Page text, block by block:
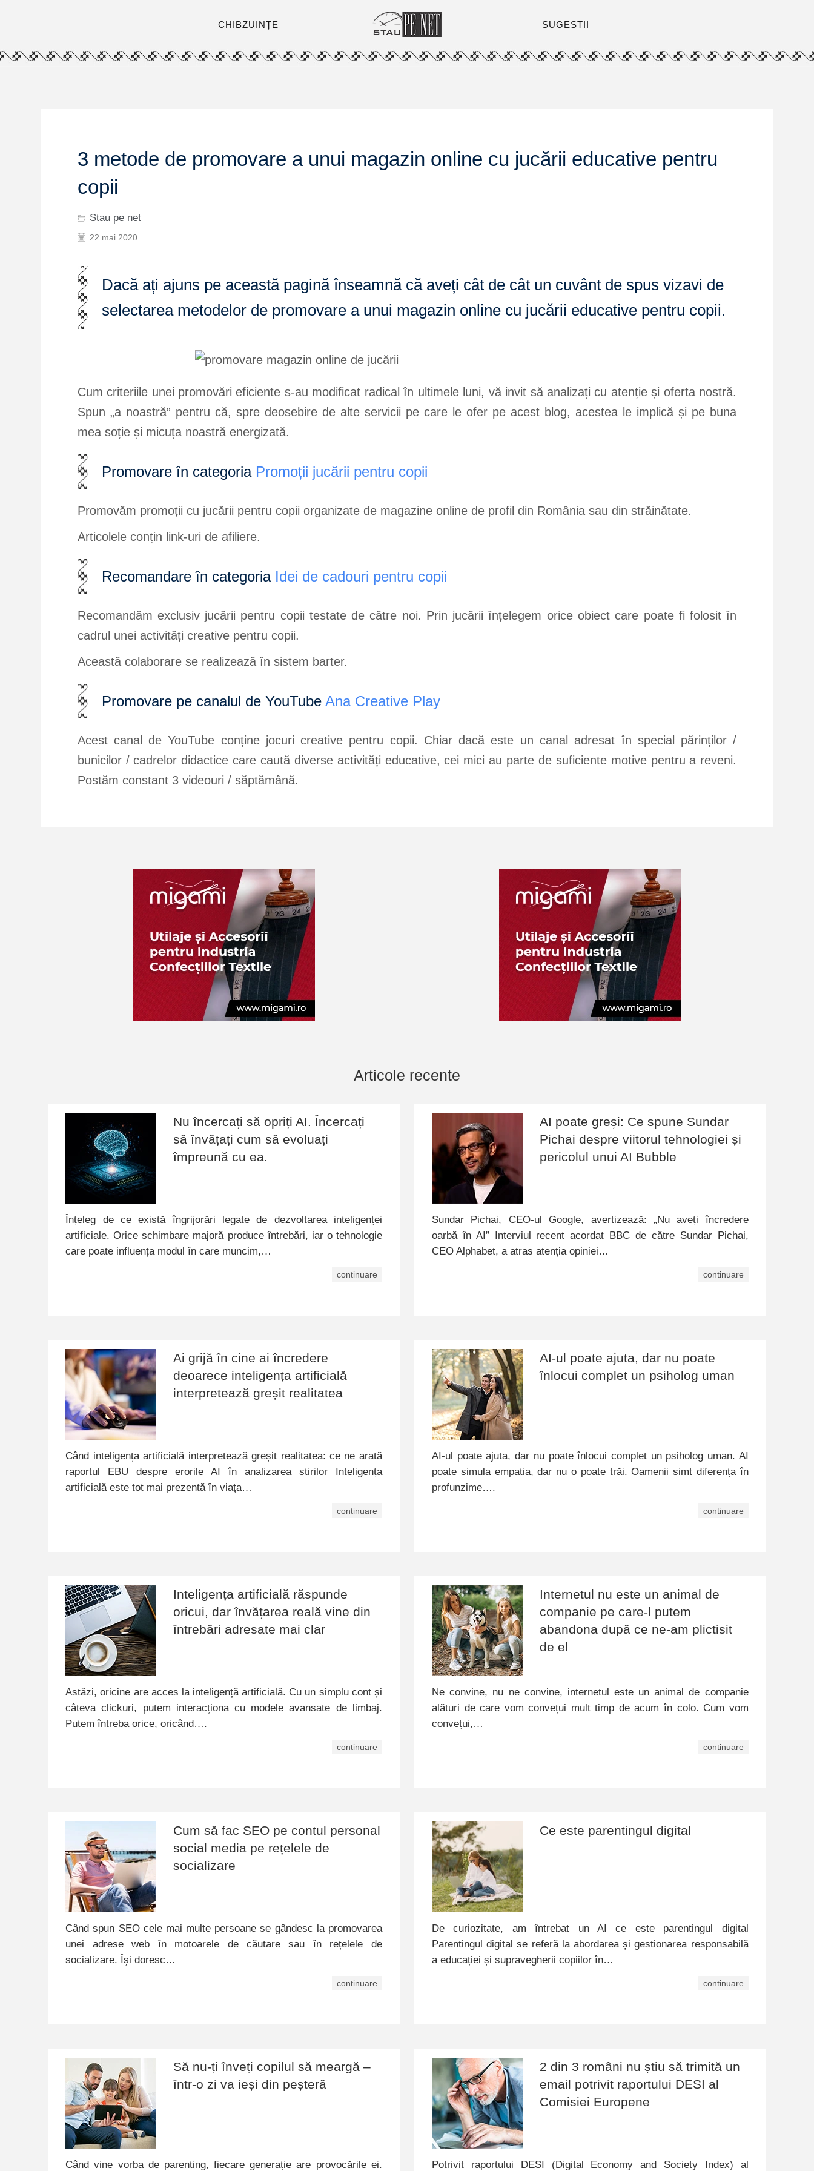
CHIBZUINȚE SUGESTII
3 metode de promovare a unui magazin online cu jucării educative pentru
copii
Stau pe net
22 mai 2020
Dacă ați ajuns pe această pagină înseamnă că aveți cât de cât un cuvânt de spus vizavi de
selectarea metodelor de promovare a unui magazin online cu jucării educative pentru copii.
Cum criteriile unei promovări eficiente s-au modificat radical în ultimele luni, vă invit să analizați cu atenție și oferta nostră.
Spun „a noastră” pentru că, spre deosebire de alte servicii pe care le ofer pe acest blog, acestea le implică și pe buna
mea soție și micuța noastră energizată.
Promovare în categoria Promoții jucării pentru copii
Promovăm promoții cu jucării pentru copii organizate de magazine online de profil din România sau din străinătate.
Articolele conțin link-uri de afiliere.
Recomandare în categoria Idei de cadouri pentru copii
Recomandăm exclusiv jucării pentru copii testate de către noi. Prin jucării înțelegem orice obiect care poate fi folosit în
cadrul unei activități creative pentru copii.
Această colaborare se realizează în sistem barter.
Promovare pe canalul de YouTube Ana Creative Play
Acest canal de YouTube conține jocuri creative pentru copii. Chiar dacă este un canal adresat în special părinților /
bunicilor / cadrelor didactice care caută diverse activități educative, cei mici au parte de suficiente motive pentru a reveni.
Postăm constant 3 videouri / săptămână.
Articole recente
Nu încercați să opriți AI. Încercați
să învățați cum să evoluați
împreună cu ea.
Înțeleg de ce există îngrijorări legate de dezvoltarea inteligenței
artificiale. Orice schimbare majoră produce întrebări, iar o tehnologie
care poate influența modul în care muncim,…
continuare
AI poate greși: Ce spune Sundar
Pichai despre viitorul tehnologiei și
pericolul unui AI Bubble
Sundar Pichai, CEO-ul Google, avertizează: „Nu aveți încredere
oarbă în AI” Interviul recent acordat BBC de către Sundar Pichai,
CEO Alphabet, a atras atenția opiniei…
continuare
Ai grijă în cine ai încredere
deoarece inteligența artificială
interpretează greșit realitatea
Când inteligența artificială interpretează greșit realitatea: ce ne arată
raportul EBU despre erorile AI în analizarea știrilor Inteligența
artificială este tot mai prezentă în viața…
continuare
AI-ul poate ajuta, dar nu poate
înlocui complet un psiholog uman
AI-ul poate ajuta, dar nu poate înlocui complet un psiholog uman. AI
poate simula empatia, dar nu o poate trăi. Oamenii simt diferența în
profunzime….
continuare
Inteligența artificială răspunde
oricui, dar învățarea reală vine din
întrebări adresate mai clar
Astăzi, oricine are acces la inteligență artificială. Cu un simplu cont și
câteva clickuri, putem interacționa cu modele avansate de limbaj.
Putem întreba orice, oricând….
continuare
Internetul nu este un animal de
companie pe care-l putem
abandona după ce ne-am plictisit
de el
Ne convine, nu ne convine, internetul este un animal de companie
alături de care vom convețui mult timp de acum în colo. Cum vom
convețui,…
continuare
Cum să fac SEO pe contul personal
social media pe rețelele de
socializare
Când spun SEO cele mai multe persoane se gândesc la promovarea
unei adrese web în motoarele de căutare sau în rețelele de
socializare. Își doresc…
continuare
Ce este parentingul digital
De curiozitate, am întrebat un AI ce este parentingul digital
Parentingul digital se referă la abordarea și gestionarea responsabilă
a educației și supravegherii copiilor în…
continuare
Să nu-ți înveți copilul să meargă –
într-o zi va ieși din peșteră
Când vine vorba de parenting, fiecare generație are provocările ei.
2 din 3 români nu știu să trimită un
email potrivit raportului DESI al
Comisiei Europene
Potrivit raportului DESI (Digital Economy and Society Index) al